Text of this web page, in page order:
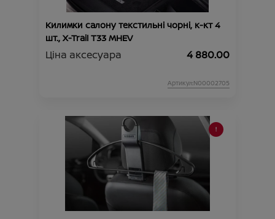
Килимки салону текстильні чорні, к-кт 4
шт., X-Trail T33 MHEV
Ціна аксесуара 4 880.00
Артикул:N00002705